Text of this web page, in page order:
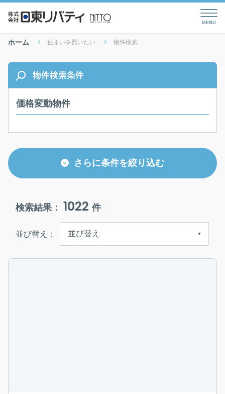
ホーム 住まいを買いたい 物件検索
物件検索条件
価格変動物件
さらに条件を絞り込む
検索結果： 1022 件
並び替え：